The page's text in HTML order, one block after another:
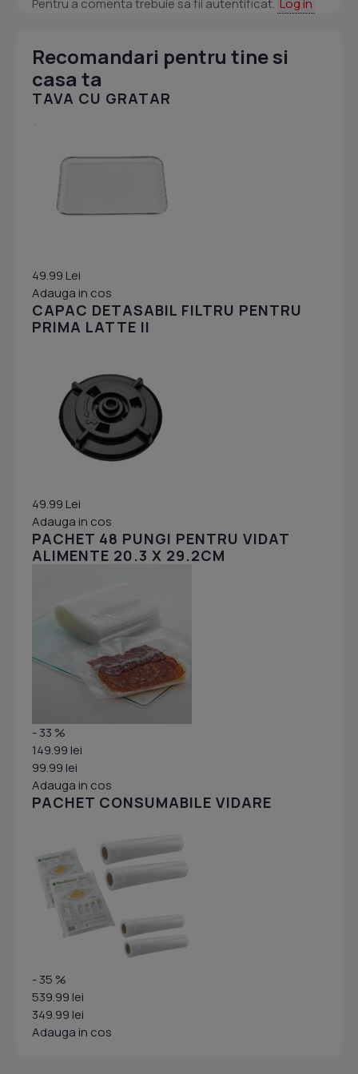
Pentru a comenta trebuie sa fii autentificat. Log in
Recomandari pentru tine si
casa ta
TAVA CU GRATAR
49.99 Lei
Adauga in cos
CAPAC DETASABIL FILTRU PENTRU
PRIMA LATTE II
49.99 Lei
Adauga in cos
PACHET 48 PUNGI PENTRU VIDAT
ALIMENTE 20.3 X 29.2CM
- 33 %
149.99 lei
99.99 lei
Adauga in cos
PACHET CONSUMABILE VIDARE
- 35 %
539.99 lei
349.99 lei
Adauga in cos